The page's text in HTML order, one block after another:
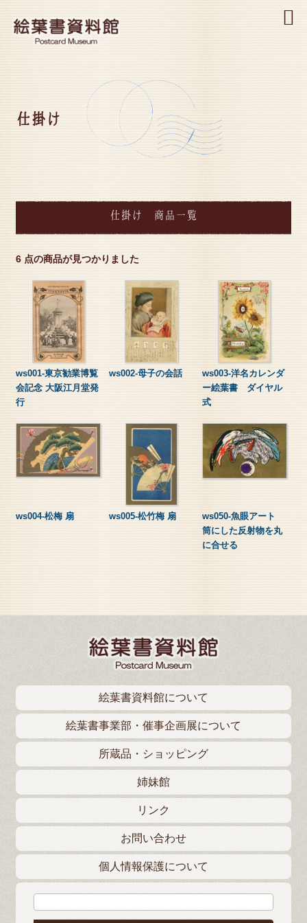
仕掛け
仕掛け 商品一覧
6 点の商品が見つかりました
ws001-東京勧業博覧
会記念 大阪江月堂発
行
ws002-母子の会話
ws003-洋名カレンダ
ー絵葉書 ダイヤル
式
ws004-松梅 扇 ws005-松竹梅 扇
ws050-魚眼アート
筒にした反射物を丸
に合せる
絵葉書資料館について
絵葉書事業部・催事企画展について
所蔵品・ショッピング
姉妹館
リンク
お問い合わせ
個人情報保護について